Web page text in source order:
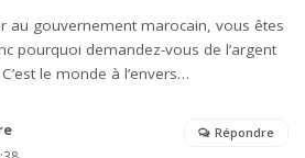
au gouvernement marocain, vous êtes
pourquoi demandez-vous de l’argent
le monde à l’envers…
Répondre